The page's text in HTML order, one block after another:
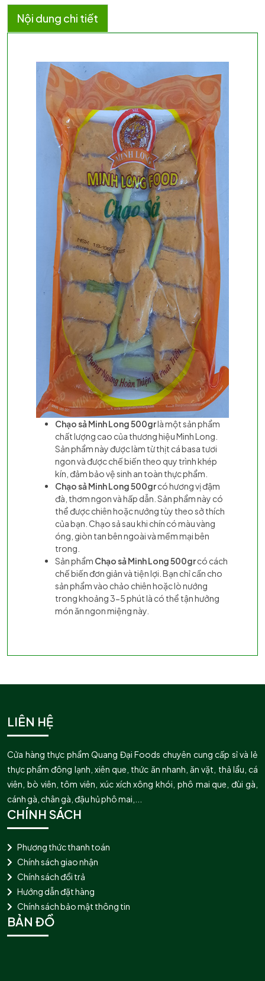
Nội dung chi tiết
Chạo sả Minh Long 500grlà một sản phẩm
chất lượng cao của thương hiệu Minh Long.
Sản phẩm này được làm từ thịt cá basa tươi
ngon và được chế biến theo quy trình khép
kín, đảm bảo vệ sinh an toàn thực phẩm.
Chạo sả Minh Long 500grcó hương vị đậm
đà, thơm ngon và hấp dẫn. Sản phẩm này có
thể được chiên hoặc nướng tùy theo sở thích
của bạn. Chạo sả sau khi chín có màu vàng
óng, giòn tan bên ngoài và mềm mại bên
trong.
Sản phẩm Chạo sả Minh Long 500grcó cách
chế biến đơn giản và tiện lợi. Bạn chỉ cần cho
sản phẩm vào chảo chiên hoặc lò nướng
trong khoảng 3-5 phút là có thể tận hưởng
món ăn ngon miệng này.
LIÊN HỆ
Cửa hàng thực phẩm Quang Đại Foods chuyên cung cấp sỉ và lẻ
thực phẩm đông lạnh, xiên que, thức ăn nhanh, ăn vặt, thả lẩu, cá
viên, bò viên, tôm viên, xúc xích xông khói, phô mai que, đùi gà,
cánh gà, chân gà, đậu hủ phô mai,...
CHÍNH SÁCH
Phương thức thanh toán
Chính sách giao nhận
Chính sách đổi trả
Hướng dẫn đặt hàng
Chính sách bảo mật thông tin
BẢN ĐỒ